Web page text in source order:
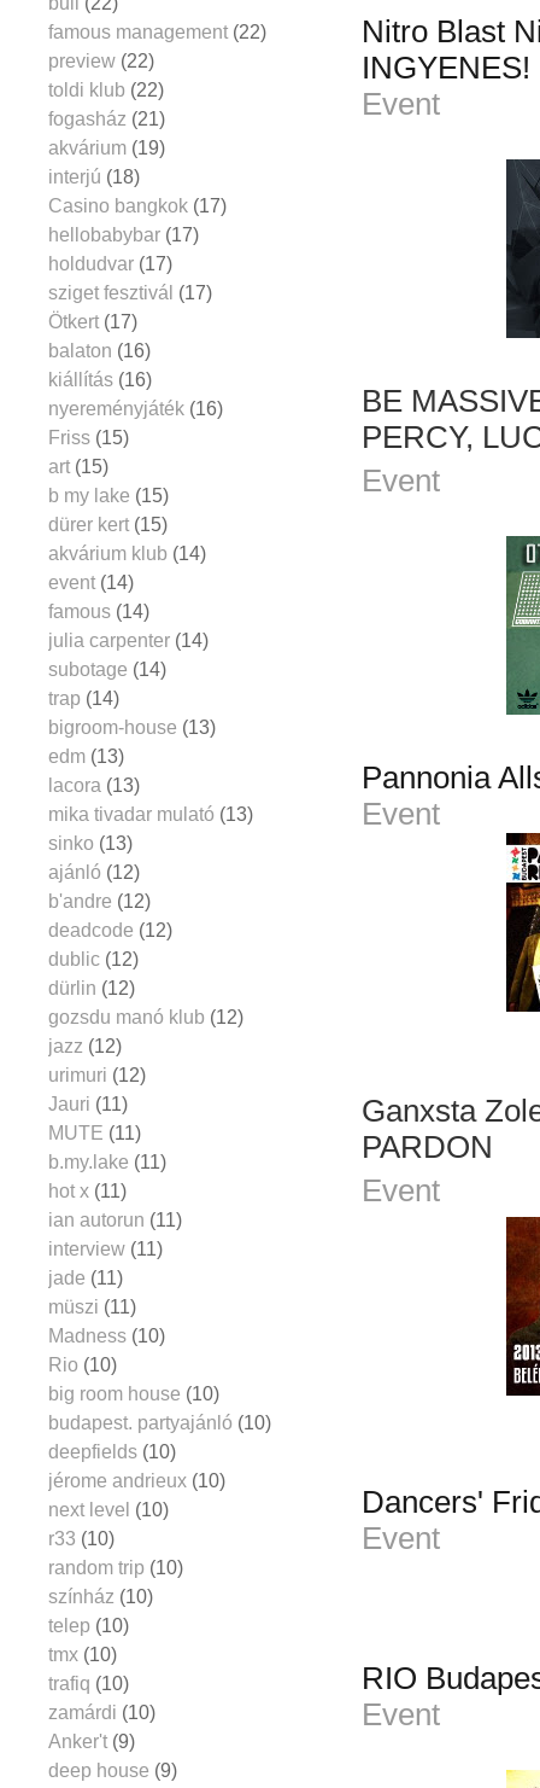
Nitro Blast
Event
BE
PERCY,
Event
Pannonia
Event
Ganxsta
PARDON
Event
Dancers'
Event
RIO
Event
famous management (22)
preview (22)
toldi klub (22)
fogasház (21)
akvárium (19)
interjú (18)
Casino bangkok (17)
hellobabybar (17)
holdudvar (17)
sziget fesztivál (17)
Ötkert (17)
balaton (16)
kiállítás (16)
nyereményjáték (16)
Friss (15)
art (15)
b my lake (15)
dürer kert (15)
akvárium klub (14)
event (14)
famous (14)
julia carpenter (14)
subotage (14)
trap (14)
bigroom-house (13)
edm (13)
lacora (13)
mika tivadar mulató (13)
sinko (13)
ajánló (12)
b'andre (12)
deadcode (12)
dublic (12)
dürlin (12)
gozsdu manó klub (12)
jazz (12)
urimuri (12)
Jauri (11)
MUTE (11)
b.my.lake (11)
hot x (11)
ian autorun (11)
interview (11)
jade (11)
müszi (11)
Madness (10)
Rio (10)
big room house (10)
budapest. partyajánló (10)
deepfields (10)
jérome andrieux (10)
next level (10)
r33 (10)
random trip (10)
színház (10)
telep (10)
tmx (10)
trafiq (10)
zamárdi (10)
Anker't (9)
deep house (9)